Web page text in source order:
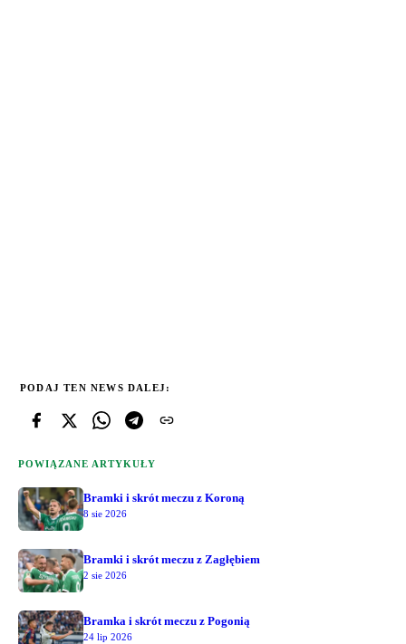
PODAJ TEN NEWS DALEJ:
POWIĄZANE ARTYKUŁY
Bramki i skrót meczu z Koroną
8 sie 2026
Bramki i skrót meczu z Zagłębiem
2 sie 2026
Bramka i skrót meczu z Pogonią
24 lip 2026